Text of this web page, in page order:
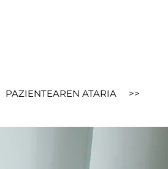
PAZIENTEAREN ATARIA >>